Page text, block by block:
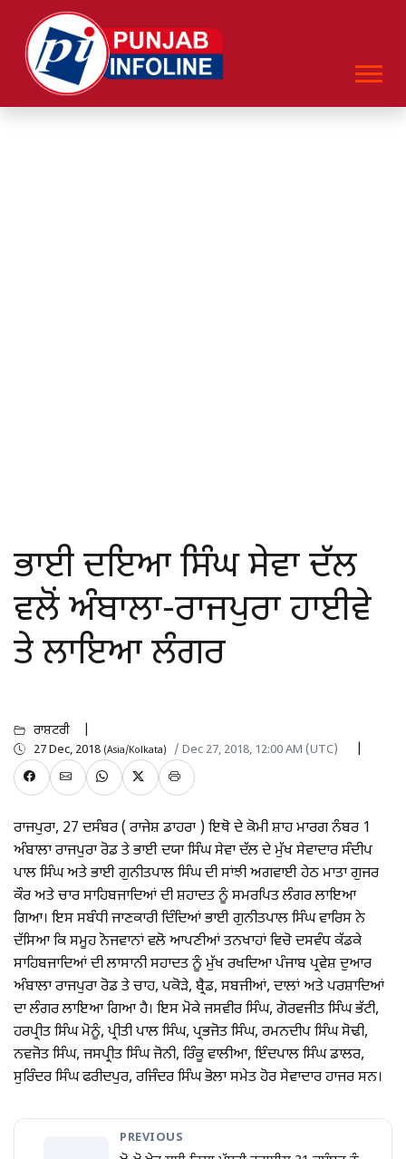
ਭਾਈ ਦਇਆ ਸਿੰਘ ਸੇਵਾ ਦੱਲ
ਵਲੋਂ ਅੰਬਾਲਾ-ਰਾਜਪੁਰਾ ਹਾਈਵੇ
ਤੇ ਲਾਇਆ ਲੰਗਰ
ਰਾਸ਼ਟਰੀ
27 Dec, 2018 (Asia/Kolkata) / Dec 27, 2018, 12:00 AM (UTC)
ਰਾਜਪੁਰਾ, 27 ਦਸੰਬਰ ( ਰਾਜੇਸ਼ ਡਾਹਰਾ ) ਇਥੋ ਦੇ ਕੋਮੀ ਸ਼ਾਹ ਮਾਰਗ ਨੰਬਰ 1
ਅੰਬਾਲਾ ਰਾਜਪੁਰਾ ਰੋਡ ਤੇ ਭਾਈ ਦਯਾ ਸਿੰਘ ਸੇਵਾ ਦੱਲ ਦੇ ਮੁੱਖ ਸੇਵਾਦਾਰ ਸੰਦੀਪ
ਪਾਲ ਸਿੰਘ ਅਤੇ ਭਾਈ ਗੁਨੀਤਪਾਲ ਸਿੰਘ ਦੀ ਸਾਂਝੀ ਅਗਵਾਈ ਹੇਠ ਮਾਤਾ ਗੁਜਰ
ਕੌਰ ਅਤੇ ਚਾਰ ਸਾਹਿਬਜਾਦਿਆਂ ਦੀ ਸ਼ਹਾਦਤ ਨੂੰ ਸਮਰਪਿਤ ਲੰਗਰ ਲਾਇਆ
ਗਿਆ। ਇਸ ਸਬੰਧੀ ਜਾਣਕਾਰੀ ਦਿੰਦਿਆਂ ਭਾਈ ਗੁਨੀਤਪਾਲ ਸਿੰਘ ਵਾਰਿਸ ਨੇ
ਦੱਸਿਆ ਕਿ ਸਮੂਹ ਨੋਜਵਾਨਾਂ ਵਲੋ ਆਪਣੀਆਂ ਤਨਖਾਹਾਂ ਵਿਚੋ ਦਸਵੰਧ ਕੱਡਕੇ
ਸਾਹਿਬਜਾਦਿਆਂ ਦੀ ਲਾਸਾਨੀ ਸਹਾਦਤ ਨੂੰ ਮੁੱਖ ਰਖਦਿਆ ਪੰਜਾਬ ਪ੍ਰਵੇਸ਼ ਦੁਆਰ
ਅੰਬਾਲਾ ਰਾਜਪੁਰਾ ਰੋਡ ਤੇ ਚਾਹ, ਪਕੋੜੇ, ਬ੍ਰੈਡ, ਸਬਜੀਆਂ, ਦਾਲਾਂ ਅਤੇ ਪਰਸ਼ਾਦਿਆਂ
ਦਾ ਲੰਗਰ ਲਾਇਆ ਗਿਆ ਹੈ। ਇਸ ਮੋਕੇ ਜਸਵੀਰ ਸਿੰਘ, ਗੋਰਵਜੀਤ ਸਿੰਘ ਭੱਟੀ,
ਹਰਪ੍ਰੀਤ ਸਿੰਘ ਮੋਨੂੰ, ਪ੍ਰੀਤੀ ਪਾਲ ਸਿੰਘ, ਪ੍ਰਭਜੋਤ ਸਿੰਘ, ਰਮਨਦੀਪ ਸਿੰਘ ਸੋਢੀ,
ਨਵਜੋਤ ਸਿੰਘ, ਜਸਪ੍ਰੀਤ ਸਿੰਘ ਜੋਨੀ, ਰਿੰਕੂ ਵਾਲੀਆ, ਇੰਦਪਾਲ ਸਿੰਘ ਡਾਲਰ,
ਸੁਰਿੰਦਰ ਸਿੰਘ ਫਰੀਦਪੁਰ, ਰਜਿੰਦਰ ਸਿੰਘ ਭੋਲਾ ਸਮੇਤ ਹੋਰ ਸੇਵਾਦਾਰ ਹਾਜਰ ਸਨ।
PREVIOUS